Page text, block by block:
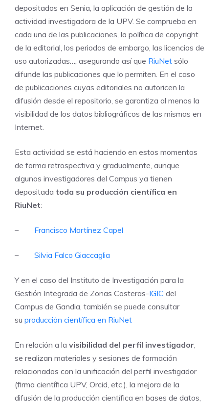
depositados en Senia, la aplicación de gestión de la
actividad investigadora de la UPV. Se comprueba en
cada una de las publicaciones, la política de copyright
de la editorial, los periodos de embargo, las licencias de
uso autorizadas…, asegurando así que RiuNet sólo
difunde las publicaciones que lo permiten. En el caso
de publicaciones cuyas editoriales no autoricen la
difusión desde el repositorio, se garantiza al menos la
visibilidad de los datos bibliográficos de las mismas en
Internet.
Esta actividad se está haciendo en estos momentos
de forma retrospectiva y gradualmente, aunque
algunos investigadores del Campus ya tienen
depositada toda su producción científica en
RiuNet:
– Francisco Martínez Capel
– Silvia Falco Giaccaglia
Y en el caso del Instituto de Investigación para la
Gestión Integrada de Zonas Costeras-IGIC del
Campus de Gandia, también se puede consultar
su producción científica en RiuNet
En relación a la visibilidad del perfil investigador
se realizan materiales y sesiones de formación
relacionados con la unificación del perfil investigador
(firma científica UPV, Orcid, etc.), la mejora de la
difusión de la producción científica en bases de datos,